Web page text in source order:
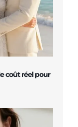
coût réel pour